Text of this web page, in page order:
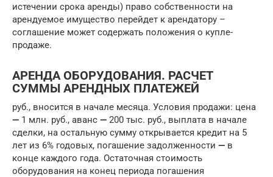
истечении срока аренды) право собственности на
арендуемое имущество перейдет к арендатору –
соглашение может содержать положения о купле-
продаже.
АРЕНДА ОБОРУДОВАНИЯ. РАСЧЕТ
СУММЫ АРЕНДНЫХ ПЛАТЕЖЕЙ
руб., вносится в начале месяца. Условия продажи: цена
— 1 млн. руб., аванс — 200 тыс. руб., выплата в начале
сделки, на остальную сумму открывается кредит на 5
лет из 6% годовых, погашение задолженности — в
конце каждого года. Остаточная стоимость
оборудования на конец периода погашения